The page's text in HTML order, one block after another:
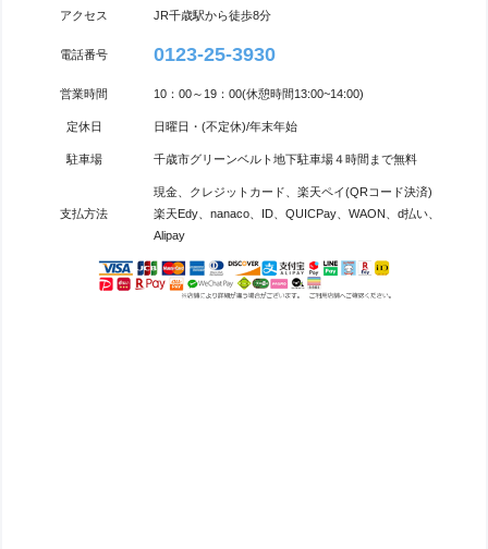
アクセス JR千歳駅から徒歩8分
電話番号 0123-25-3930
営業時間 10：00～19：00(休憩時間13:00~14:00)
定休日 日曜日・(不定休)/年末年始
駐車場 千歳市グリーンベルト地下駐車場４時間まで無料
支払方法
現金、クレジットカード、楽天ペイ(QRコード決済)
楽天Edy、nanaco、ID、QUICPay、WAON、d払い、
Alipay